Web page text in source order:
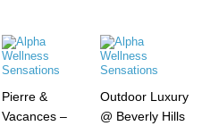
Pierre &
Vacances –
Outdoor Luxury
@ Beverly Hills